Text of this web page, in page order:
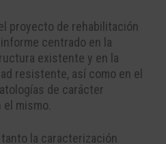
proyecto de rehabilitación
centrado en la
existente y en la
resistente, así como en el
de carácter
mismo.
la caracterización